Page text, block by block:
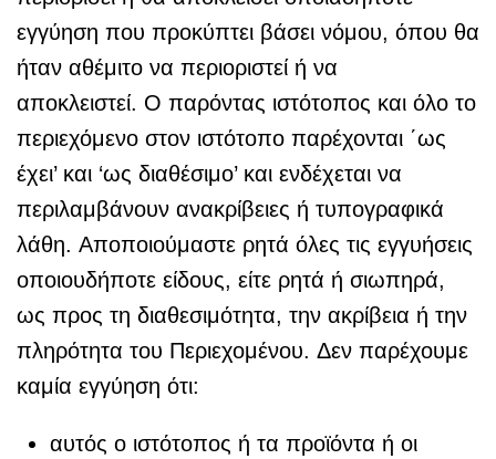
εγγύηση που προκύπτει βάσει νόμου, όπου θα
ήταν αθέμιτο να περιοριστεί ή να
αποκλειστεί. Ο παρόντας ιστότοπος και όλο το
περιεχόμενο στον ιστότοπο παρέχονται ΄ως
έχει’ και ‘ως διαθέσιμο’ και ενδέχεται να
περιλαμβάνουν ανακρίβειες ή τυπογραφικά
λάθη. Αποποιούμαστε ρητά όλες τις εγγυήσεις
οποιουδήποτε είδους, είτε ρητά ή σιωπηρά,
ως προς τη διαθεσιμότητα, την ακρίβεια ή την
πληρότητα του Περιεχομένου. Δεν παρέχουμε
καμία εγγύηση ότι:
αυτός ο ιστότοπος ή τα προϊόντα ή οι